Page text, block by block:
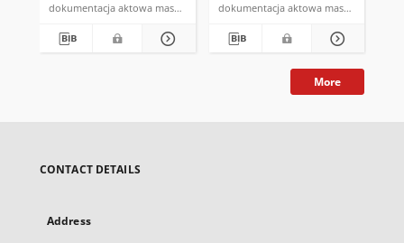
dokumentacja aktowa maszynopis dokumentacja aktowa maszynopis
More
CONTACT DETAILS
Address